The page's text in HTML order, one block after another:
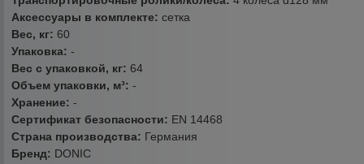
Аксессуары в комплекте:сетка
Вес, кг:60
Упаковка:-
Вес с упаковкой, кг:64
Объем упаковки, м³:-
Хранение:-
Сертификат безопасности: EN 14468
Страна производства: Германия
Бренд: DONIC